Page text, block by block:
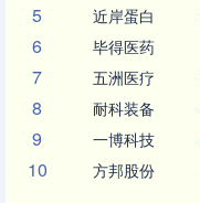
5 近岸蛋白
6 毕得医药
7 五洲医疗
8 耐科装备
9 一博科技
10 方邦股份